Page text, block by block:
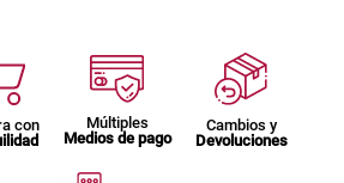
con
Múltiples
Medios de pago
Cambios y
Devoluciones